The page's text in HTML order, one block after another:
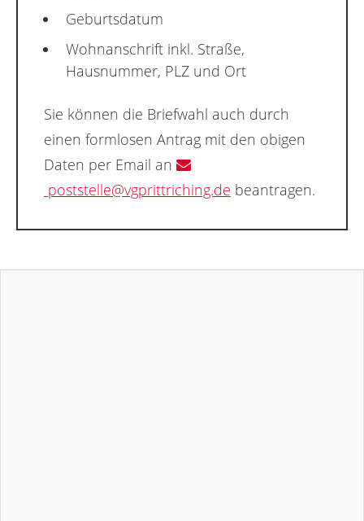
Geburtsdatum
Wohnanschrift inkl. Straße,
Hausnummer, PLZ und Ort
Sie können die Briefwahl auch durch
einen formlosen Antrag mit den obigen
Daten per Email an
poststelle@vgprittriching.de beantragen.